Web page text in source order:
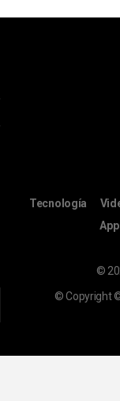
Tecnología
©
© Copyright